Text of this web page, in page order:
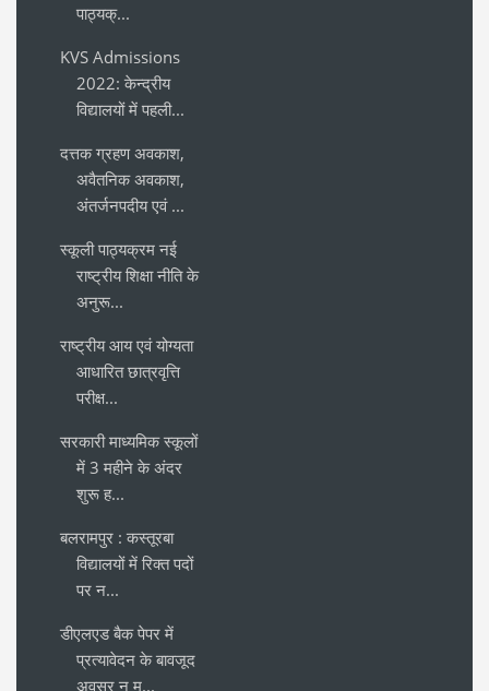
पाठ्यक्...
KVS Admissions
2022: केन्द्रीय
विद्यालयों में पहली...
दत्तक ग्रहण अवकाश,
अवैतनिक अवकाश,
अंतर्जनपदीय एवं ...
स्कूली पाठ्यक्रम नई
राष्ट्रीय शिक्षा नीति के
अनुरू...
राष्ट्रीय आय एवं योग्यता
आधारित छात्रवृत्ति
परीक्ष...
सरकारी माध्यमिक स्कूलों
में 3 महीने के अंदर
शुरू ह...
बलरामपुर : कस्तूरबा
विद्यालयों में रिक्त पदों
पर न...
डीएलएड बैक पेपर में
प्रत्यावेदन के बावजूद
अवसर न म...